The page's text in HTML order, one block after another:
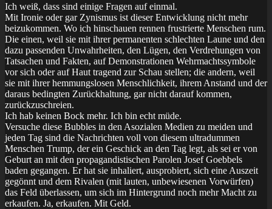
Ich weiß, dass sind einige Fragen auf einmal.
Mit Ironie oder gar Zynismus ist dieser Entwicklung nicht mehr
beizukommen. Wo ich hinschauen rennen frustrierte Menschen rum.
Die einen, weil sie mit ihrer permanenten schlechten Laune und den
dazu passenden Unwahrheiten, den Lügen, den Verdrehungen von
Tatsachen und Fakten, auf Demonstrationen Wehrmachtssymbole
vor sich oder auf Haut tragend zur Schau stellen; die andern, weil
sie mit ihrer hemmungslosen Menschlichkeit, ihrem Anstand und der
daraus bedingten Zurückhaltung, gar nicht darauf kommen,
zurückzuschreien.
Ich hab keinen Bock mehr. Ich bin echt müde.
Versuche diese Bubbles in den Asozialen Medien zu meiden und
jeden Tag sind die Nachrichten voll von diesem ultradummen
Menschen Trump, der ein Geschick an den Tag legt, als sei er von
Geburt an mit den propagandistischen Parolen Josef Goebbels
baden gegangen. Er hat sie inhaliert, ausprobiert, sich eine Auszeit
gegönnt und dem Rivalen (mit lauten, unbewiesenen Vorwürfen)
das Feld überlassen, um sich im Hintergrund noch mehr Macht zu
erkaufen. Ja, erkaufen. Mit Geld.